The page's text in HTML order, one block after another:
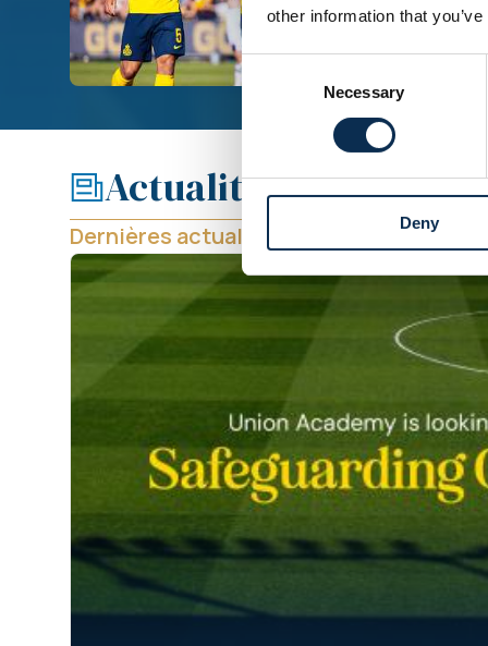
other information that
Consent
Selection
Necessary
Deny
Actualités
Dernières actualités